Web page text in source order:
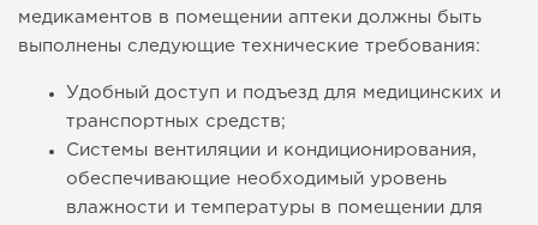
медикаментов в помещении аптеки должны быть
выполнены следующие технические требования:
Удобный доступ и подъезд для медицинских и
транспортных средств;
Системы вентиляции и кондиционирования,
обеспечивающие необходимый уровень
влажности и температуры в помещении для